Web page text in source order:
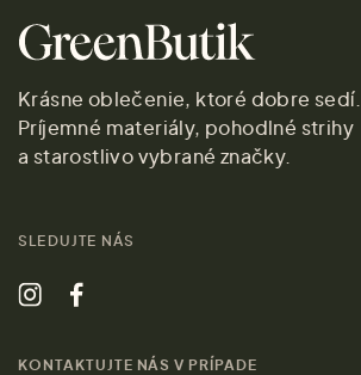
Krásne oblečenie, ktoré dobre sedí.
Príjemné materiály, pohodlné strihy
a starostlivo vybrané značky.
SLEDUJTE NÁS
KONTAKTUJTE NÁS V PRÍPADE